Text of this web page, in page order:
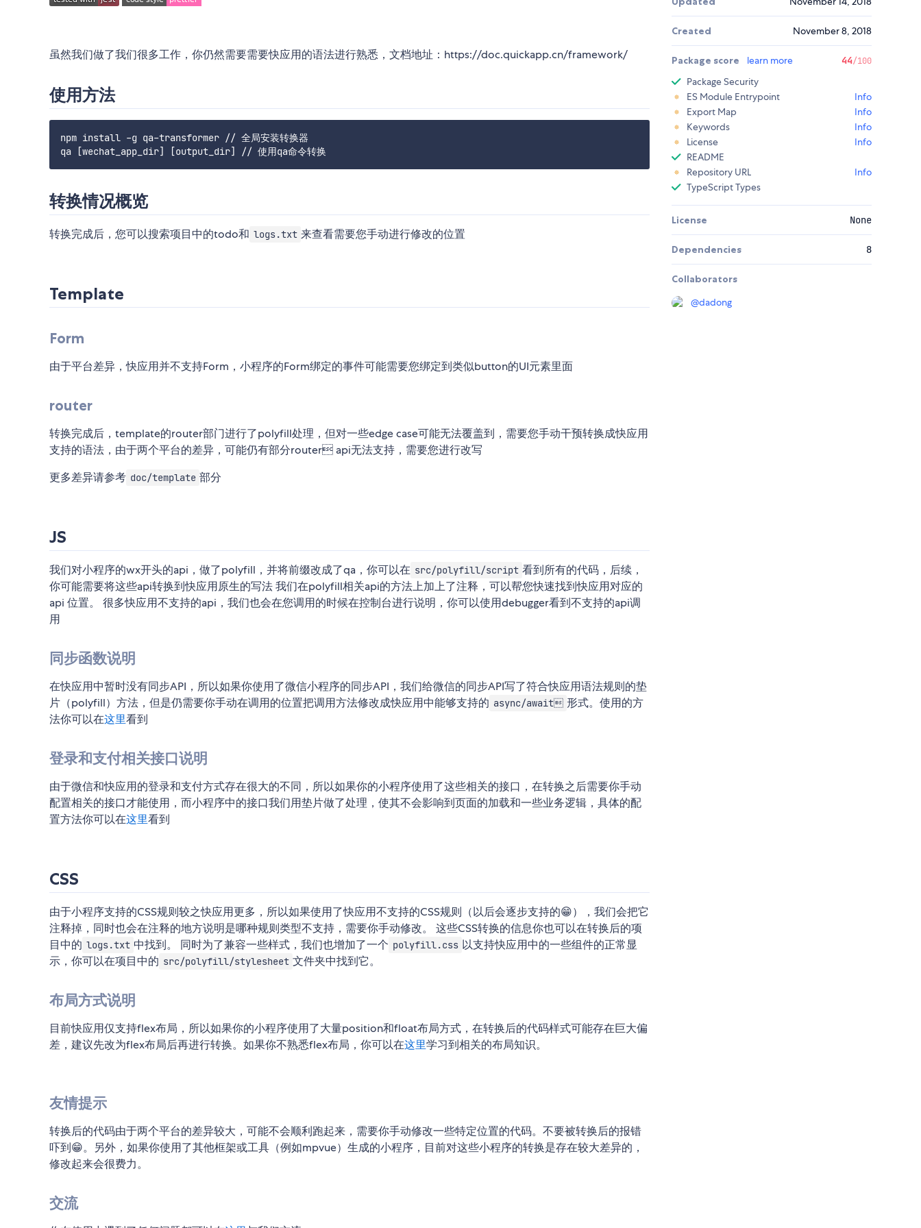
虽然我们做了我们很多工作，你仍然需要需要快应用的语法进行熟悉，文档地址：https://doc.quickapp.cn/framework/
使用方法
npm install -g qa-transformer // 全局安装转换器
转换情况概览
转换完成后，您可以搜索项目中的todo和 logs.txt 来查看需要您手动进行修改的位置
Template
Form
由于平台差异，快应用并不支持Form，小程序的Form绑定的事件可能需要您绑定到类似button的UI元素里面
router
转换完成后，template的router部门进行了polyfill处理，但对一些edge case可能无法覆盖到，需要您手动干预转换成快应用
支持的语法，由于两个平台的差异，可能仍有部分router api无法支持，需要您进行改写
更多差异请参考 doc/template 部分
JS
我们对小程序的wx开头的api，做了polyfill，并将前缀改成了qa，你可以在 src/polyfill/script 看到所有的代码，后续，
你可能需要将这些api转换到快应用原生的写法 我们在polyfill相关api的方法上加上了注释，可以帮您快速找到快应用对应的
api 位置。 很多快应用不支持的api，我们也会在您调用的时候在控制台进行说明，你可以使用debugger看到不支持的api调
用
同步函数说明
在快应用中暂时没有同步API，所以如果你使用了微信小程序的同步API，我们给微信的同步API写了符合快应用语法规则的垫
片（polyfill）方法，但是仍需要你手动在调用的位置把调用方法修改成快应用中能够支持的 async/await 形式。使用的方
法你可以在这里看到
登录和支付相关接口说明
由于微信和快应用的登录和支付方式存在很大的不同，所以如果你的小程序使用了这些相关的接口，在转换之后需要你手动
配置相关的接口才能使用，而小程序中的接口我们用垫片做了处理，使其不会影响到页面的加载和一些业务逻辑，具体的配
置方法你可以在这里看到
CSS
由于小程序支持的CSS规则较之快应用更多，所以如果使用了快应用不支持的CSS规则（以后会逐步支持的😁），我们会把它
注释掉，同时也会在注释的地方说明是哪种规则类型不支持，需要你手动修改。 这些CSS转换的信息你也可以在转换后的项
目中的 logs.txt 中找到。 同时为了兼容一些样式，我们也增加了一个 polyfill.css 以支持快应用中的一些组件的正常显
示，你可以在项目中的 src/polyfill/stylesheet 文件夹中找到它。
布局方式说明
目前快应用仅支持flex布局，所以如果你的小程序使用了大量position和float布局方式，在转换后的代码样式可能存在巨大偏
差，建议先改为flex布局后再进行转换。如果你不熟悉flex布局，你可以在这里学习到相关的布局知识。
友情提示
转换后的代码由于两个平台的差异较大，可能不会顺利跑起来，需要你手动修改一些特定位置的代码。不要被转换后的报错
吓到😁。另外，如果你使用了其他框架或工具（例如mpvue）生成的小程序，目前对这些小程序的转换是存在较大差异的，
修改起来会很费力。
交流
Created November 8, 2018
Package score learn more 44/100
Package Security
ES Module Entrypoint
Info
Export Map
Info
Keywords
Info
License
Info
README
Repository URL
Info
TypeScript Types
License None
Dependencies 8
Collaborators
@dadong